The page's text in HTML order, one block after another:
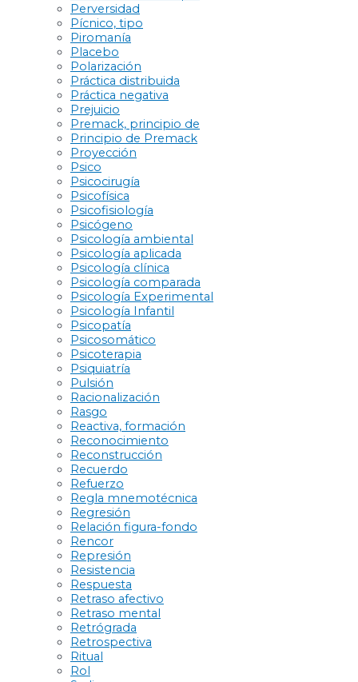
Perversidad
Pícnico, tipo
Piromanía
Placebo
Polarización
Práctica distribuida
Práctica negativa
Prejuicio
Premack, principio de
Principio de Premack
Proyección
Psico
Psicocirugía
Psicofísica
Psicofisiología
Psicógeno
Psicología ambiental
Psicología aplicada
Psicología clínica
Psicología comparada
Psicología Experimental
Psicología Infantil
Psicopatía
Psicosomático
Psicoterapia
Psiquiatría
Pulsión
Racionalización
Rasgo
Reactiva, formación
Reconocimiento
Reconstrucción
Recuerdo
Refuerzo
Regla mnemotécnica
Regresión
Relación figura-fondo
Rencor
Represión
Resistencia
Respuesta
Retraso afectivo
Retraso mental
Retrógrada
Retrospectiva
Ritual
Rol